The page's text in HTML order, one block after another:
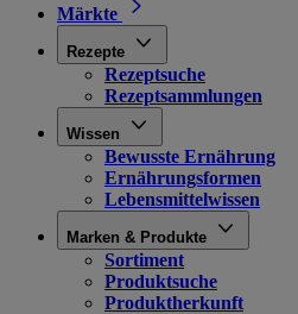
Märkte
Rezepte
Rezeptsuche
Rezeptsammlungen
Wissen
Bewusste Ernährung
Ernährungsformen
Lebensmittelwissen
Marken & Produkte
Sortiment
Produktsuche
Produktherkunft